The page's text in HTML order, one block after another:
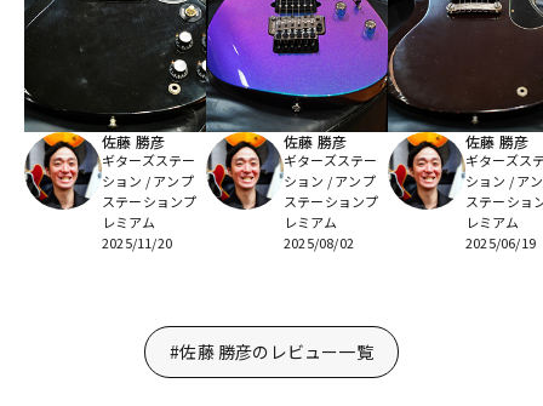
佐藤 勝彦
ギターズステー
ション / アンプ
ステーションプ
レミアム
2025/11/20
佐藤 勝彦
ギターズステー
ション / アンプ
ステーションプ
レミアム
2025/08/02
佐藤 勝彦
ギターズス
ション / ア
ステーショ
レミアム
2025/06/19
#佐藤 勝彦のレビュー一覧